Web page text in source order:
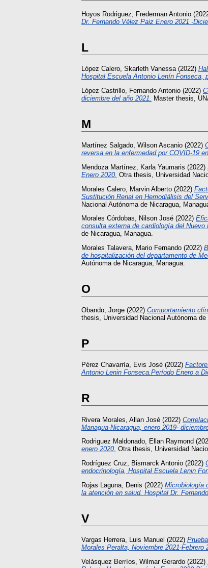
Hoyos Rodriguez, Frederman Antonio
Dr. Fernando Vélez Paiz Enero 2021 -
L
López Calero, Skarleth Vanessa(2022)
Hospital Escuela Antonio Lenín Fonseca,
López Castrillo, Fernando Antonio (2022)
diciembre del año 2021.
Master thesis,
M
Martínez Salgado, Wilson Ascanio (2022)
reversa en la enfermedad por COVID-19
Mendoza Martínez, Karla Yaumaris (2022)
Enero 2020. Otra thesis, Universidad
Morales Calero, Marvin Alberto (2022)
Sustitución Renal en Hemodiálisis del
Nacional Autónoma de Nicaragua,
Morales Córdobas, Nilson José (2022)
consulta externa de cardiología del
de Nicaragua, Managua.
Morales Talavera, Mario Fernando (2022)
de hospitalización del departamento de
Autónoma de Nicaragua, Managua.
O
Obando, Jorge (2022) Comportamiento
thesis, Universidad Nacional Autónoma de
P
Pérez Chavarría, Evis José (2022)
Antonio Lenin Fonseca.Período Enero a
R
Rivera Morales, Allan José (2022)
Managua-Nicaragua, enero 2019-
Rodriguez Maldonado, Ellan Raymond
enero 2020. Otra thesis, Universidad
Rodríguez Cruz, Bismarck Antonio (2022)
endocrinología, Hospital Escuela Lenin
Rojas Laguna, Denis (2022) Microbiología
la atención en salud. Hospital Dr.
V
Vargas Herrera, Luis Manuel (2022)
Morales Peralta, Noviembre 2021-Febrero
Velásquez Berríos, Wilmar Gerardo (2022)